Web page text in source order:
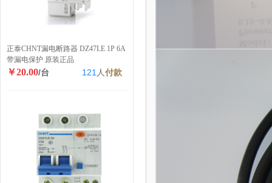
正泰CHNT漏电断路器 DZ47LE 1P 6A
带漏电保护 原装正品
￥20.00/台 121 人付款